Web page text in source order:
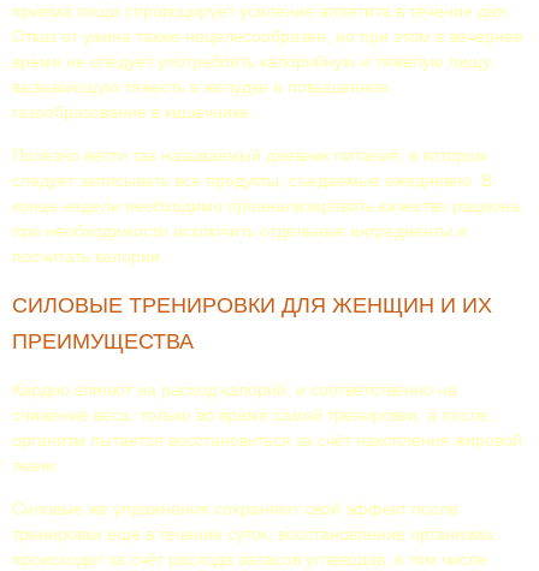
приема пищи спровоцирует усиление аппетита в течение дня.
Отказ от ужина также нецелесообразен, но при этом в вечернее
время не следует употреблять калорийную и тяжелую пищу,
вызывающую тяжесть в желудке и повышенное
газообразование в кишечнике.
Полезно вести так называемый дневник питания, в котором
следует записывать все продукты, съедаемые ежедневно. В
конце недели необходимо проанализировать качество рациона,
при необходимости исключить отдельные ингредиенты и
посчитать калории.
СИЛОВЫЕ ТРЕНИРОВКИ ДЛЯ ЖЕНЩИН И ИХ
ПРЕИМУЩЕСТВА
Кардио влияют на расход калорий, и соответственно на
снижение веса, только во время самой тренировки, а после,
организм пытается восстановиться за счёт накопления жировой
ткани.
Силовые же упражнения сохраняют свой эффект после
тренировки ещё в течение суток; восстановление организма
происходит за счёт расхода запасов углеводов, в том числе